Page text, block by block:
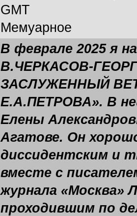
GMT
Мемуарное
В феврале 2025 я
В.ЧЕРКАСОВ-
ЗАСЛУЖЕННЫЙ
Е.А.ПЕТРОВА». В
Елены
Агатове. Он
диссидентским и
вместе с
журнала «Москва»
проходившим по